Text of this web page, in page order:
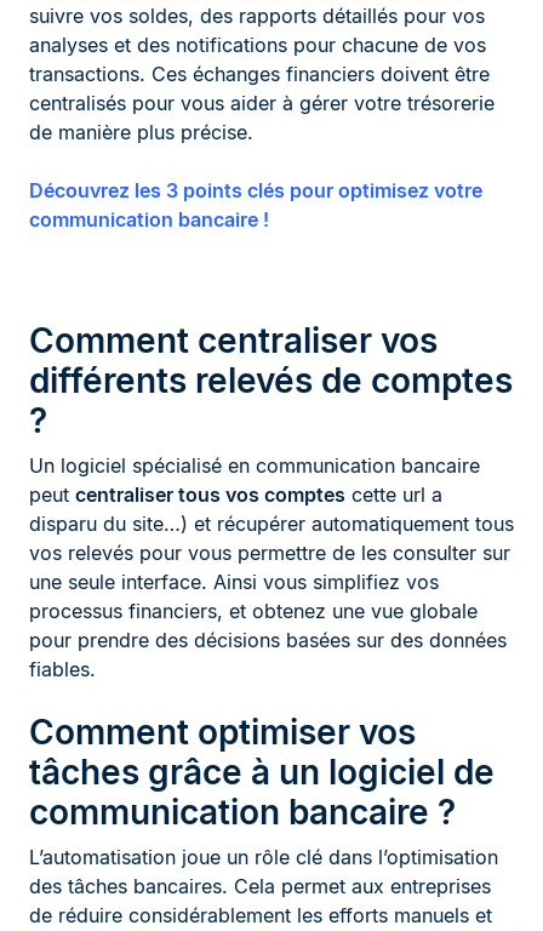
suivre vos soldes, des rapports détaillés pour vos
analyses et des notifications pour chacune de vos
transactions. Ces échanges financiers doivent être
centralisés pour vous aider à gérer votre trésorerie
de manière plus précise.
Découvrez les 3 points clés pour optimisez votre
communication bancaire !
Comment centraliser vos
différents relevés de comptes
?
Un logiciel spécialisé en communication bancaire
peut centraliser tous vos comptes cette url a
disparu du site…) et récupérer automatiquement tous
vos relevés pour vous permettre de les consulter sur
une seule interface. Ainsi vous simplifiez vos
processus financiers, et obtenez une vue globale
pour prendre des décisions basées sur des données
fiables.
Comment optimiser vos
tâches grâce à un logiciel de
communication bancaire ?
L’automatisation joue un rôle clé dans l’optimisation
des tâches bancaires. Cela permet aux entreprises
de réduire considérablement les efforts manuels et